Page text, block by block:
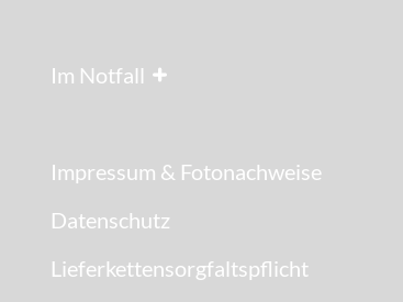
Im Notfall
Impressum & Fotonachweise
Datenschutz
Lieferkettensorgfaltspflicht